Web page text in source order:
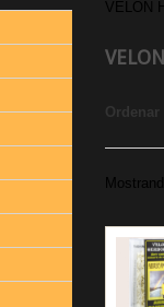
VELON
Ordenar